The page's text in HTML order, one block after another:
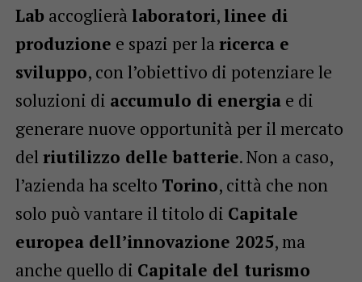
Lab accoglierà laboratori, linee di
produzione e spazi per la ricerca e
sviluppo, con l’obiettivo di potenziare le
soluzioni di accumulo di energiae di
generare nuove opportunità per il mercato
del riutilizzo delle batterie. Non a caso,
l’azienda ha scelto Torino, città che non
solo può vantare il titolo di Capitale
europea dell’innovazione 2025, ma
anche quello di Capitale del turismo